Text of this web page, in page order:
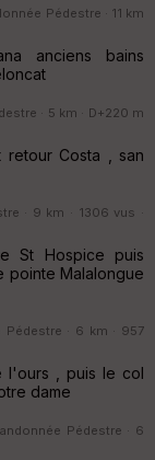
Pédestre · 11 km
anciens bains
· 5 km · D+220 m
retour Costa , san
· 9 km · 1306 vus ·
St Hospice puis
pointe Malalongue
Pédestre · 6 km · 957
l'ours , puis le col
dame
Pédestre · 6